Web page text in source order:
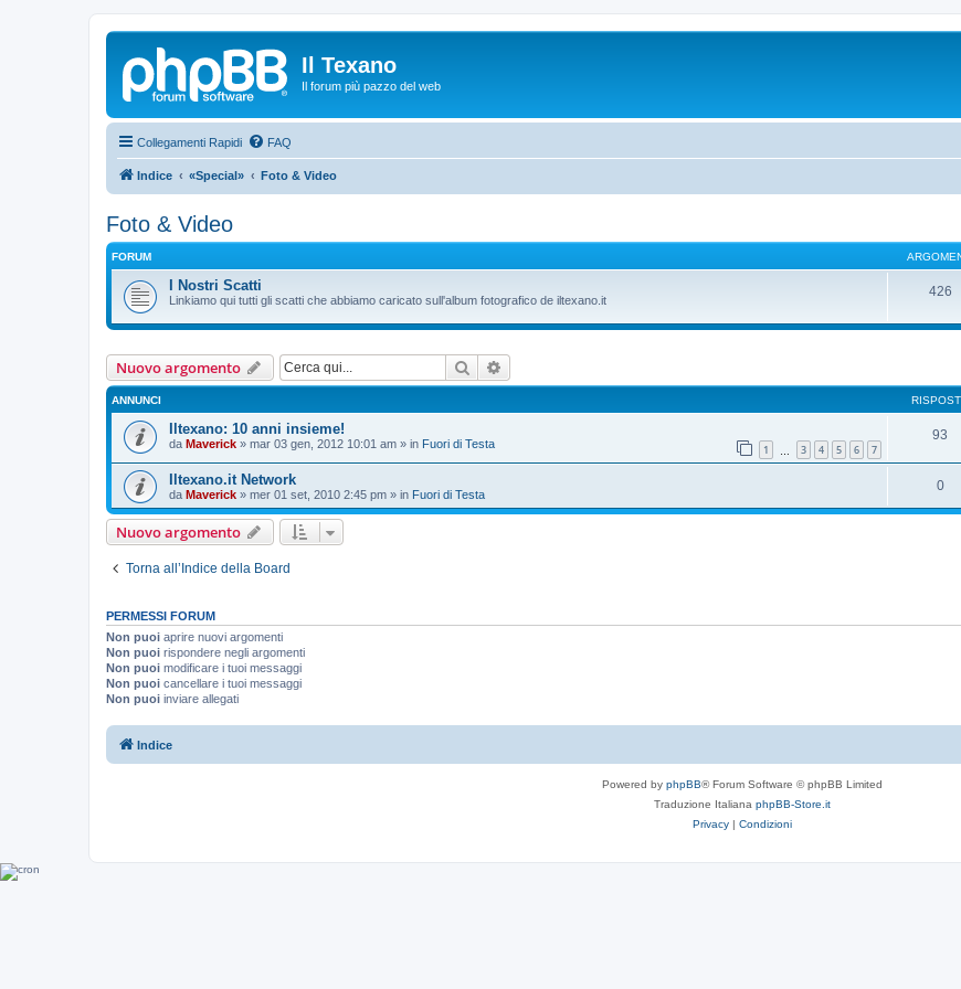
Il Texano
Il forum più pazzo del web
Collegamenti Rapidi FAQ
Indice «Special» Foto & Video
Foto & Video
FORUM
I Nostri Scatti
Linkiamo qui tutti gli scatti che abbiamo caricato sull'album fotografico de iltexano.it
426
Nuovo argomento Cerca
ANNUNCI
Iltexano: 10 anni insieme!
da Maverick » mar 03 gen, 2012 10:01 am » in Fuori di Testa 1 3 4 5 6 7
93
Iltexano.it Network
da Maverick » mer 01 set, 2010 2:45 pm » in Fuori di Testa
0
Nuovo argomento
Torna all’Indice della Board
PERMESSI FORUM
Non puoi aprire nuovi argomenti
Non puoi rispondere negli argomenti
Non puoi modificare i tuoi messaggi
Non puoi cancellare i tuoi messaggi
Non puoi inviare allegati
Indice
Powered by phpBB® Forum Software © phpBB Limited
Traduzione Italiana phpBB-Store.it
Privacy | Condizioni